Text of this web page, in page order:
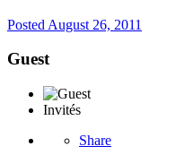
Posted August 26, 2011
Guest
Invités
Share